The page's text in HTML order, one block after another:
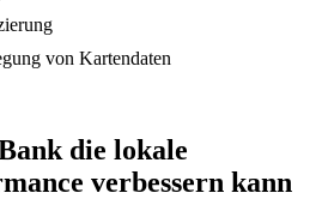
von Kartendaten
die lokale
verbessern kann